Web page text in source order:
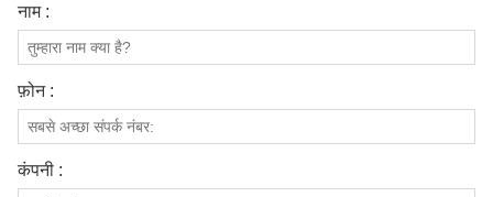
नाम :
फ़ोन :
कंपनी :